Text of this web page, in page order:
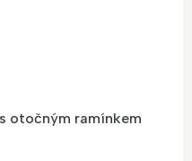
otočným ramínkem